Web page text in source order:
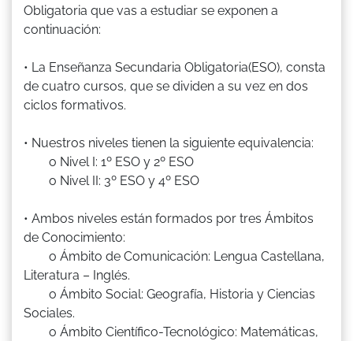
Obligatoria que vas a estudiar se exponen a
continuación:
• La Enseñanza Secundaria Obligatoria(ESO), consta
de cuatro cursos, que se dividen a su vez en dos
ciclos formativos.
• Nuestros niveles tienen la siguiente equivalencia:
o Nivel I: 1º ESO y 2º ESO
o Nivel II: 3º ESO y 4º ESO
• Ambos niveles están formados por tres Ámbitos
de Conocimiento:
o Ámbito de Comunicación: Lengua Castellana,
Literatura – Inglés.
o Ámbito Social: Geografía, Historia y Ciencias
Sociales.
o Ámbito Científico-Tecnológico: Matemáticas,